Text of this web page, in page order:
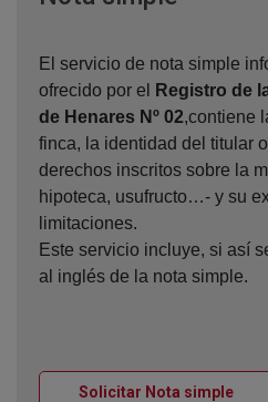
El servicio de nota simple
ofrecido por el
Registro de
de Henares Nº 02,contiene
finca, la identidad del titular
derechos inscritos sobre la
hipoteca, usufructo…- y su
limitaciones.
Este servicio incluye, si así
al inglés de la nota simple.
Solicitar Nota simple